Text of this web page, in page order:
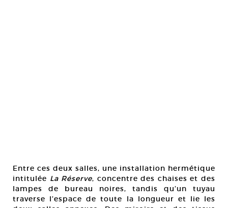
Entre ces deux salles, une installation hermétique
intitulée La Réserve, concentre des chaises et des
lampes de bureau noires, tandis qu’un tuyau
traverse l’espace de toute la longueur et lie les